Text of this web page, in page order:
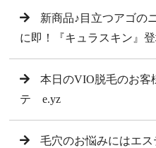
新商品♪目立つアゴの
に即！『キュラスキン』登
本日のVIO脱毛のお
テ e.yz
毛穴のお悩みにはエ